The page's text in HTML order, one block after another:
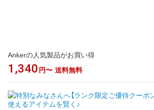
Ankerの人気製品がお買い得
1,340 円〜 送料無料